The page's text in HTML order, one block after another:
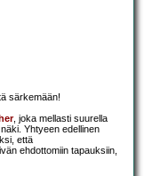
särkemään!
, joka mellasti suurella
Yhtyeen edellinen
että
ehdottomiin tapauksiin,